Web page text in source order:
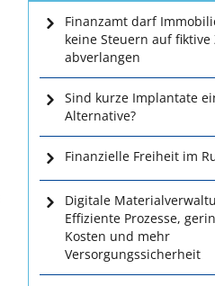
Finanzamt darf
keine Steuern auf fiktive
abverlangen
Sind kurze Implantate
Alternative?
Finanzielle Freiheit im
Digitale
Effiziente Prozesse,
Kosten und mehr
Versorgungssicherheit